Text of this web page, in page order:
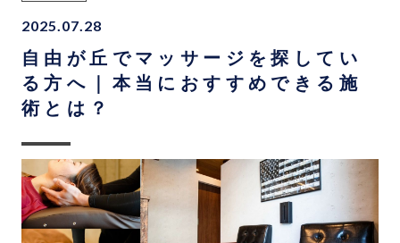
2025.07.28
自由が丘でマッサージを探してい
る方へ｜本当におすすめできる施
術とは？